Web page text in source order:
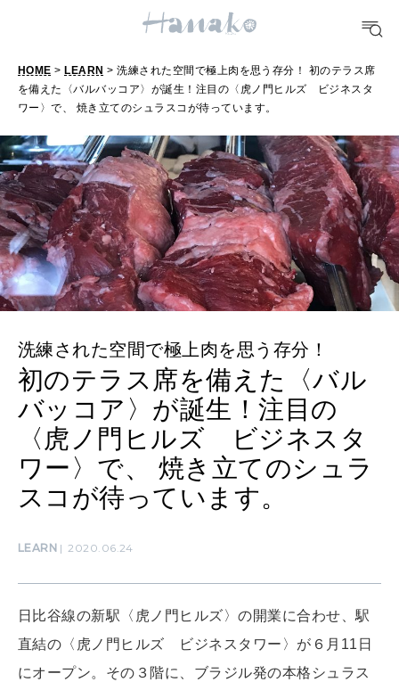
TRAVEL
FORTUNE
[12星座別] Weekly Holoscope
[12星座別] Monthly Love Holoscope
女神まり愛のタロットメッセージ
算命学がわかる今月のあなた
HEALTH
自分にやさしく
LEARN
知る、考える
MAMA
ママもいろいろ
SUSTAINABLE
わたしができること
WORK&MONEY
いい人生って？
HOME > LEARN > 洗練された空間で極上肉を思う存分！ 初のテラス席
を備えた〈バルバッコア〉が誕生！注目の〈虎ノ門ヒルズ ビジネスタ
ワー〉で、 焼き立てのシュラスコが待っています。
洗練された空間で極上肉を思う存分！
初のテラス席を備えた〈バル
バッコア〉が誕生！注目の
〈虎ノ門ヒルズ ビジネスタ
ワー〉で、 焼き立てのシュラ
スコが待っています。
LEARN 2020.06.24
日比谷線の新駅〈虎ノ門ヒルズ〉の開業に合わせ、駅
直結の〈虎ノ門ヒルズ ビジネスタワー〉が６月11日
にオープン。その３階に、ブラジル発の本格シュラス